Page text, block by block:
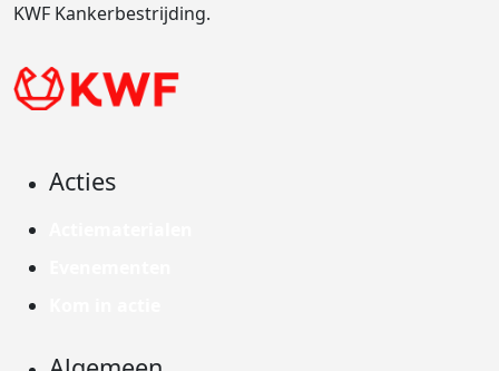
KWF Kankerbestrijding.
Acties